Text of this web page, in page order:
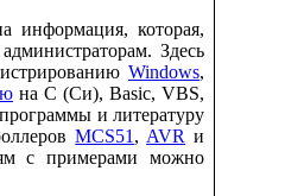
информация, которая,
Здесь
Windows,
на C (Си), Basic, VBS,
и литературу
MCS51 , AVR и
с примерами можно